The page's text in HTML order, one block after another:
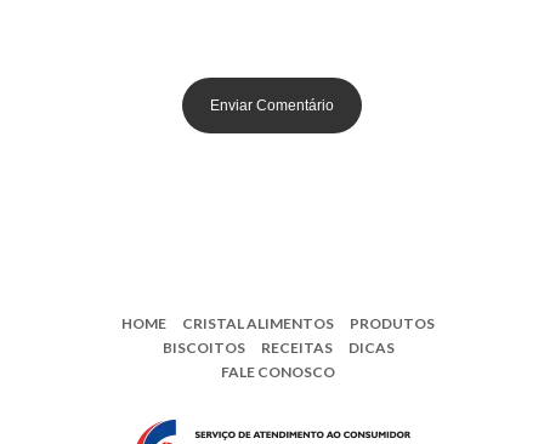
HOME CRISTAL ALIMENTOS
PRODUTOS
BISCOITOS
RECEITAS
DICAS
FALE CONOSCO